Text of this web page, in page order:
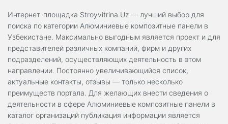
Интернет-площадка Stroyvitrina.Uz — лучший выбор для
поиска по категории Алюминиевые композитные панели в
Узбекистане. Максимально выгодным является проект и для
представителей различных компаний, фирм и других
подразделений, осуществляющих деятельность в этом
направлении. Постоянно увеличивающийся список,
актуальные контакты, отзывы — только несколько
преимуществ портала. Для желающих внести сведения о
деятельности в сфере Алюминиевые композитные панели в
каталог организаций публикация информации является